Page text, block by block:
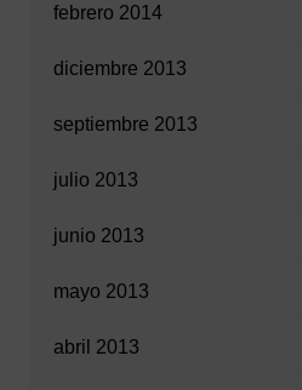
febrero 2014
diciembre 2013
septiembre 2013
julio 2013
junio 2013
mayo 2013
abril 2013